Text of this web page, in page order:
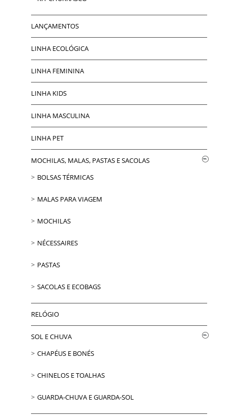
LANÇAMENTOS
LINHA ECOLÓGICA
LINHA FEMININA
LINHA KIDS
LINHA MASCULINA
LINHA PET
MOCHILAS, MALAS, PASTAS E SACOLAS
BOLSAS TÉRMICAS
MALAS PARA VIAGEM
MOCHILAS
NÉCESSAIRES
PASTAS
SACOLAS E ECOBAGS
RELÓGIO
SOL E CHUVA
CHAPÉUS E BONÉS
CHINELOS E TOALHAS
GUARDA-CHUVA E GUARDA-SOL